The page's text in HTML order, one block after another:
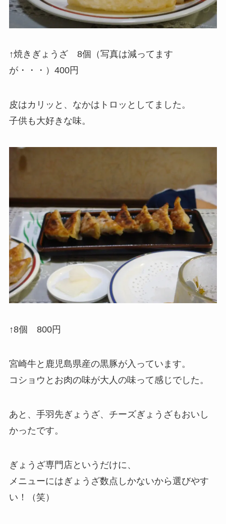
↑焼きぎょうざ 8個（写真は減ってます
が・・・）400円
皮はカリッと、なかはトロッとしてました。
子供も大好きな味。
↑8個 800円
宮崎牛と鹿児島県産の黒豚が入っています。
コショウとお肉の味が大人の味って感じでした。
あと、手羽先ぎょうざ、チーズぎょうざもおいし
かったです。
ぎょうざ専門店というだけに、
メニューにはぎょうざ数点しかないから選びやす
い！（笑）